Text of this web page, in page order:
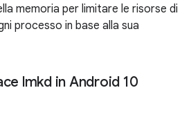
memoria per limitare le risorse di
processo in base alla sua
lmkd in Android 10